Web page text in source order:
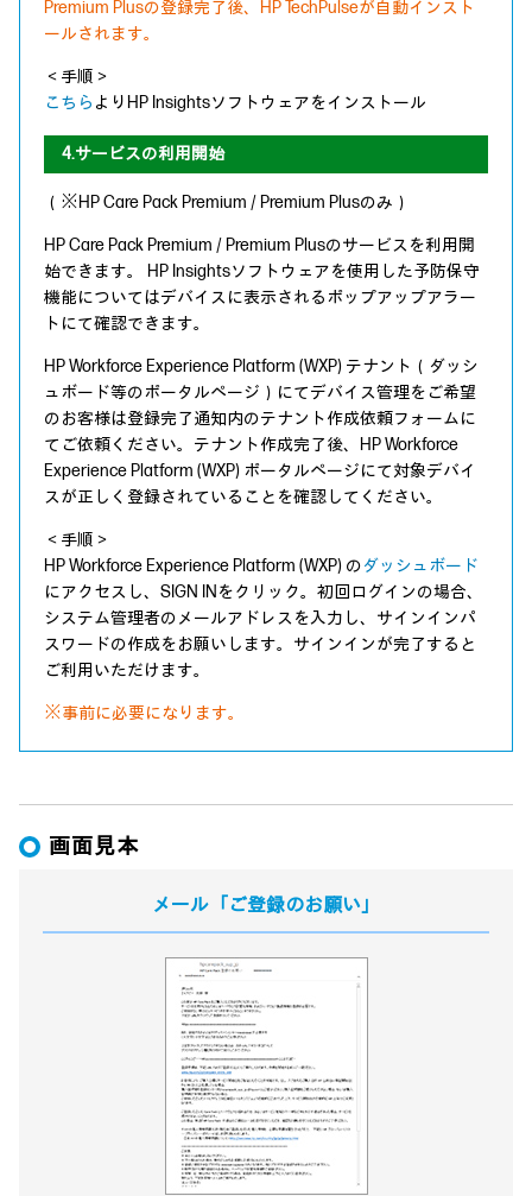
Premium Plusの登録完了後、HP TechPulseが自動インスト
ールされます。
＜手順＞
こちら よりHP Insightsソフトウェアをインストール
4.サービスの利用開始
（※HP Care Pack Premium / Premium Plusのみ）
HP Care Pack Premium / Premium Plusのサービスを利用開
始できます。 HP Insightsソフトウェアを使用した予防保守
機能についてはデバイスに表示されるポップアップアラー
トにて確認できます。
HP Workforce Experience Platform (WXP) テナント（ダッシ
ュボード等のポータルページ）にてデバイス管理をご希望
のお客様は登録完了通知内のテナント作成依頼フォームに
てご依頼ください。テナント作成完了後、HP Workforce
Experience Platform (WXP) ポータルページにて対象デバイ
スが正しく登録されていることを確認してください。
＜手順＞
HP Workforce Experience Platform (WXP) のダッシュボード
にアクセスし、SIGN INをクリック。初回ログインの場合、
システム管理者のメールアドレスを入力し、サインインパ
スワードの作成をお願いします。サインインが完了すると
ご利用いただけます。
※事前に必要になります。
画面見本
メール「ご登録のお願い」